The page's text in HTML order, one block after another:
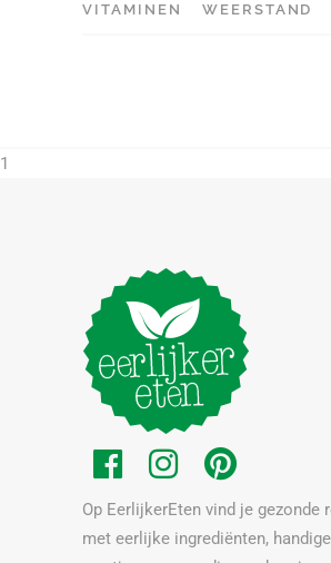
VITAMINEN WEERSTAND
1
Op EerlijkerEten vind je gezonde
met eerlijke ingrediënten,